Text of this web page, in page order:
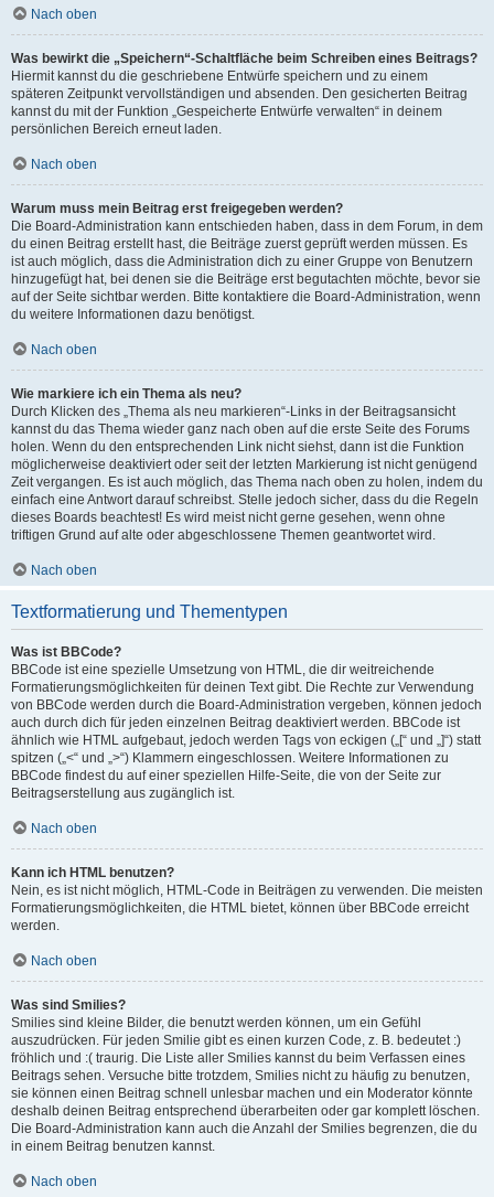
Nach oben
Was bewirkt die „Speichern“-Schaltfläche beim Schreiben eines Beitrags?
Hiermit kannst du die geschriebene Entwürfe speichern und zu einem
späteren Zeitpunkt vervollständigen und absenden. Den gesicherten Beitrag
kannst du mit der Funktion „Gespeicherte Entwürfe verwalten“ in deinem
persönlichen Bereich erneut laden.
Nach oben
Warum muss mein Beitrag erst freigegeben werden?
Die Board-Administration kann entschieden haben, dass in dem Forum, in dem
du einen Beitrag erstellt hast, die Beiträge zuerst geprüft werden müssen. Es
ist auch möglich, dass die Administration dich zu einer Gruppe von Benutzern
hinzugefügt hat, bei denen sie die Beiträge erst begutachten möchte, bevor sie
auf der Seite sichtbar werden. Bitte kontaktiere die Board-Administration, wenn
du weitere Informationen dazu benötigst.
Nach oben
Wie markiere ich ein Thema als neu?
Durch Klicken des „Thema als neu markieren“-Links in der Beitragsansicht
kannst du das Thema wieder ganz nach oben auf die erste Seite des Forums
holen. Wenn du den entsprechenden Link nicht siehst, dann ist die Funktion
möglicherweise deaktiviert oder seit der letzten Markierung ist nicht genügend
Zeit vergangen. Es ist auch möglich, das Thema nach oben zu holen, indem du
einfach eine Antwort darauf schreibst. Stelle jedoch sicher, dass du die Regeln
dieses Boards beachtest! Es wird meist nicht gerne gesehen, wenn ohne
triftigen Grund auf alte oder abgeschlossene Themen geantwortet wird.
Nach oben
Textformatierung und Thementypen
Was ist BBCode?
BBCode ist eine spezielle Umsetzung von HTML, die dir weitreichende
Formatierungsmöglichkeiten für deinen Text gibt. Die Rechte zur Verwendung
von BBCode werden durch die Board-Administration vergeben, können jedoch
auch durch dich für jeden einzelnen Beitrag deaktiviert werden. BBCode ist
ähnlich wie HTML aufgebaut, jedoch werden Tags von eckigen („[“ und „]“) statt
spitzen („<“ und „>“) Klammern eingeschlossen. Weitere Informationen zu
BBCode findest du auf einer speziellen Hilfe-Seite, die von der Seite zur
Beitragserstellung aus zugänglich ist.
Nach oben
Kann ich HTML benutzen?
Nein, es ist nicht möglich, HTML-Code in Beiträgen zu verwenden. Die meisten
Formatierungsmöglichkeiten, die HTML bietet, können über BBCode erreicht
werden.
Nach oben
Was sind Smilies?
Smilies sind kleine Bilder, die benutzt werden können, um ein Gefühl
auszudrücken. Für jeden Smilie gibt es einen kurzen Code, z. B. bedeutet :)
fröhlich und :( traurig. Die Liste aller Smilies kannst du beim Verfassen eines
Beitrags sehen. Versuche bitte trotzdem, Smilies nicht zu häufig zu benutzen,
sie können einen Beitrag schnell unlesbar machen und ein Moderator könnte
deshalb deinen Beitrag entsprechend überarbeiten oder gar komplett löschen.
Die Board-Administration kann auch die Anzahl der Smilies begrenzen, die du
in einem Beitrag benutzen kannst.
Nach oben